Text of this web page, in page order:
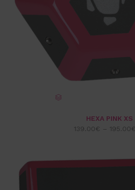
HEXA PINK XS
139.00€ – 195.00€